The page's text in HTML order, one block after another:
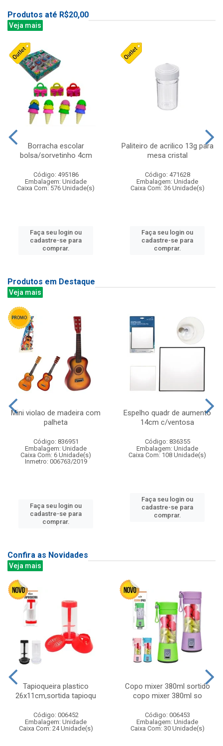
Produtos até R$20,00
Veja mais
Borracha escolar
bolsa/sorvetinho 4cm
Código: 495186
Embalagem: Unidade
Caixa Com: 576 Unidade(s)
Faça seu login ou
cadastre-se para
comprar.
Paliteiro de acrilico 13g para
mesa cristal
Código: 471628
Embalagem: Unidade
Caixa Com: 36 Unidade(s)
Faça seu login ou
cadastre-se para
comprar.
Produtos em Destaque
Veja mais
Mini violao de madeira com
palheta
Código: 836951
Embalagem: Unidade
Caixa Com: 6 Unidade(s)
Inmetro: 006763/2019
Faça seu login ou
cadastre-se para
comprar.
Espelho quadr de aumento
14cm c/ventosa
Código: 836355
Embalagem: Unidade
Caixa Com: 108 Unidade(s)
Faça seu login ou
cadastre-se para
comprar.
Confira as Novidades
Veja mais
Tapioqueira plastico
26x11cm,sortida tapioqu
Código: 006452
Embalagem: Unidade
Caixa Com: 24 Unidade(s)
Copo mixer 380ml sortido
copo mixer 380ml so
Código: 006453
Embalagem: Unidade
Caixa Com: 30 Unidade(s)